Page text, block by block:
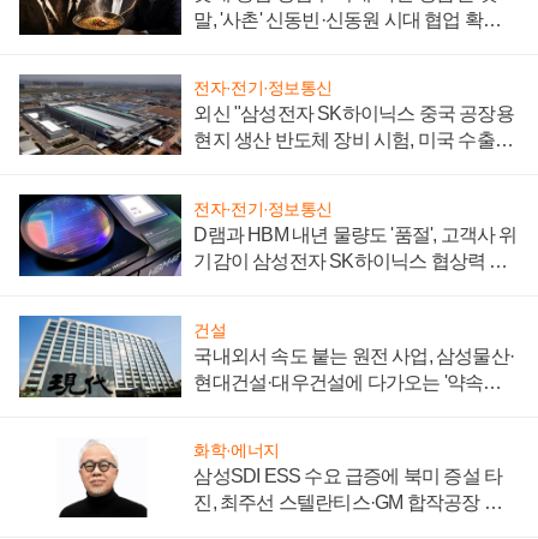
말, '사촌' 신동빈·신동원 시대 협업 확대
전자·전기·정보통신
외신 "삼성전자 SK하이닉스 중국 공장용
현지 생산 반도체 장비 시험, 미국 수출통
전자·전기·정보통신
D램과 HBM 내년 물량도 '품절', 고객사 위
기감이 삼성전자 SK하이닉스 협상력 더
건설
국내외서 속도 붙는 원전 사업, 삼성물산·
현대건설·대우건설에 다가오는 '약속의
화학·에너지
삼성SDI ESS 수요 급증에 북미 증설 타
진, 최주선 스텔란티스·GM 합작공장 건